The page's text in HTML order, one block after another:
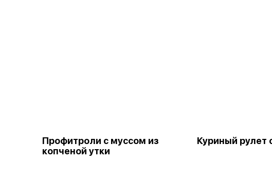
Профитроли с муссом из
копченой утки
Куриный рулет